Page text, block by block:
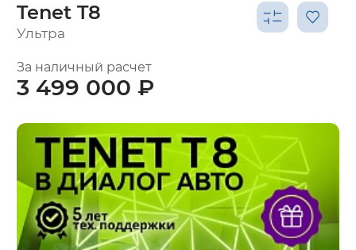
Tenet T8
Ультра
За наличный расчет
3 499 000 ₽